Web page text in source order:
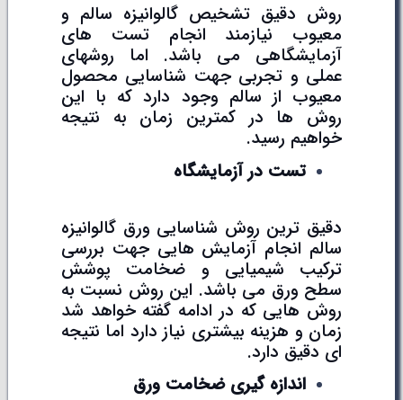
روش دقیق تشخیص گالوانیزه سالم و
معیوب نیازمند انجام تست های
آزمایشگاهی می باشد. اما روشهای
عملی و تجربی جهت شناسایی محصول
معیوب از سالم وجود دارد که با این
روش ها در کمترین زمان به نتیجه
خواهیم رسید.
تست در آزمایشگاه
دقیق ترین روش شناسایی ورق گالوانیزه
سالم انجام آزمایش هایی جهت بررسی
ترکیب شیمیایی و ضخامت پوشش
سطح ورق می باشد. این روش نسبت به
روش هایی که در ادامه گفته خواهد شد
زمان و هزینه بیشتری نیاز دارد اما نتیجه
ای دقیق دارد.
اندازه گیری ضخامت ورق